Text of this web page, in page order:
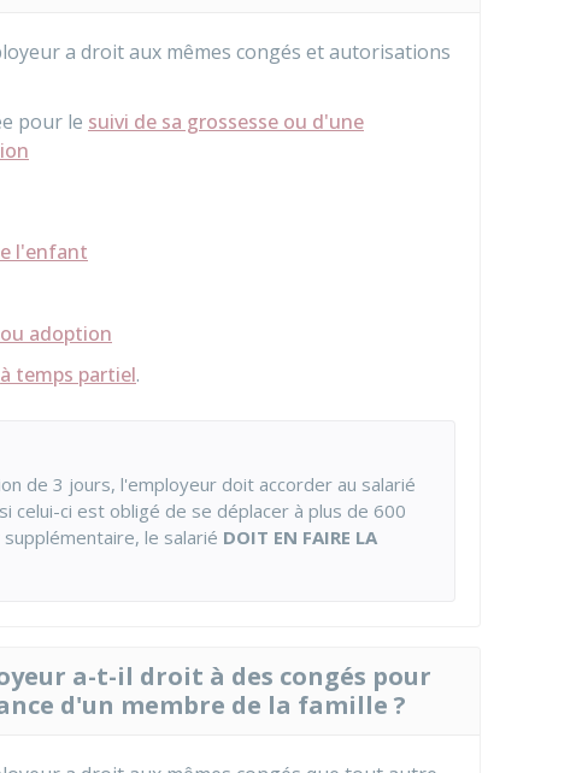
a droit aux mêmes congés et autorisations
pour le suivi de sa grossesse ou d'une
l'enfant
adoption
à temps partiel.
de 3 jours, l'employeur doit accorder au salarié
celui-ci est obligé de se déplacer à plus de 600
le salarié DOIT EN FAIRE LA
a-t-il droit à des congés pour
d'un membre de la famille ?